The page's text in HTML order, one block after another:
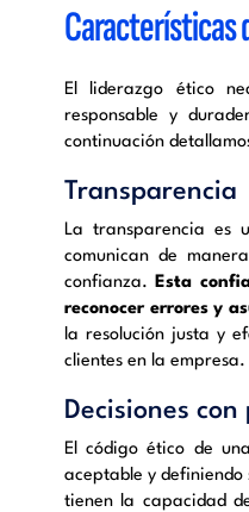
Características
El liderazgo ético
responsable y
continuación
Transparencia
La transparencia es
comunican de
confianza.
Esta
reconocer errores y
la resolución justa y
clientes en la empresa.
Decisiones
El código ético de
aceptable y definiendo
tienen la capacidad